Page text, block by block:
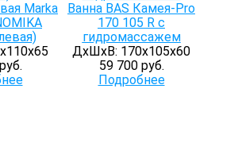
Marka
Ванна BAS Камея-Pro
170 105 R с
гидромассажем
ДхШхВ: 170х105х60
59 700 руб.
Подробнее